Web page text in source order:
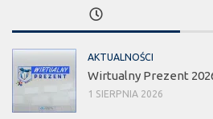
AKTUALNOŚCI
Wirtualny Prezent
1 SIERPNIA 2026